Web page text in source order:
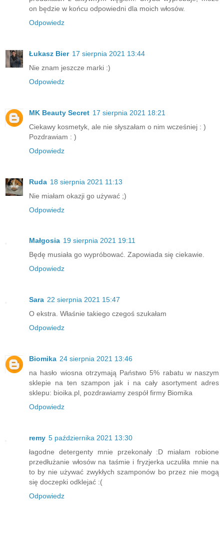
on będzie w końcu odpowiedni dla moich włosów.
Odpowiedz
Łukasz Bier 17 sierpnia 2021 13:44
Nie znam jeszcze marki :)
Odpowiedz
MK Beauty Secret 17 sierpnia 2021 18:21
Ciekawy kosmetyk, ale nie słyszałam o nim wcześniej : )
Pozdrawiam : )
Odpowiedz
Ruda 18 sierpnia 2021 11:13
Nie miałam okazji go używać ;)
Odpowiedz
Małgosia 19 sierpnia 2021 19:11
Będę musiała go wypróbować. Zapowiada się ciekawie.
Odpowiedz
Sara 22 sierpnia 2021 15:47
O ekstra. Właśnie takiego czegoś szukałam
Odpowiedz
Biomika 24 sierpnia 2021 13:46
na hasło wiosna otrzymają Państwo 5% rabatu w naszym
sklepie na ten szampon jak i na cały asortyment adres
sklepu: bioika.pl, pozdrawiamy zespół firmy Biomika
Odpowiedz
remy 5 października 2021 13:30
łagodne detergenty mnie przekonały :D miałam robione
przedłużanie włosów na taśmie i fryzjerka uczuliła mnie na
to by nie używać zwykłych szamponów bo przez nie mogą
się doczepki odklejać :(
Odpowiedz